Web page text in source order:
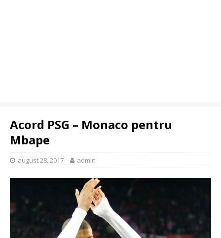
Acord PSG – Monaco pentru
Mbape
august 28, 2017 admin